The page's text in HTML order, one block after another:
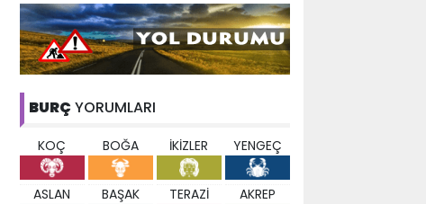
BURÇ YORUMLARI
KOÇ BOĞA İKİZLER YENGEÇ
ASLAN BAŞAK TERAZİ AKREP